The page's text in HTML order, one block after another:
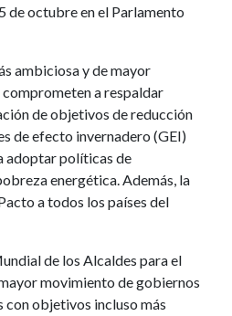
de octubre en el Parlamento
ambiciosa y de mayor
comprometen a respaldar
de objetivos de reducción
de efecto invernadero (GEI)
adoptar políticas de
energética. Además, la
a todos los países del
de los Alcaldes para el
movimiento de gobiernos
objetivos incluso más